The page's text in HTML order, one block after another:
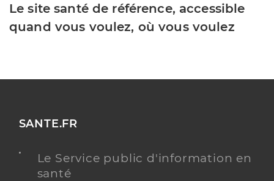
Le site santé de référence, accessible
quand vous voulez, où vous voulez
SANTE.FR
Le Service public d'information en
santé